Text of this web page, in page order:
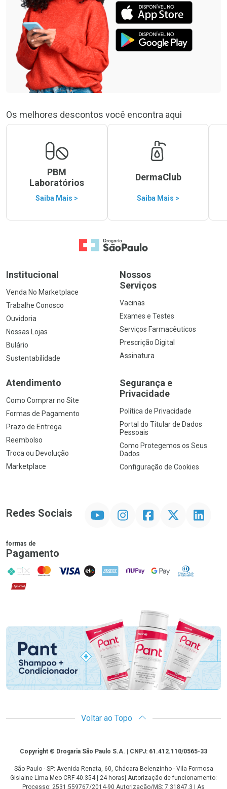
Os melhores descontos você encontra aqui
PBM
Laboratórios
Saiba Mais >
DermaClub
Saiba Mais >
Ir para a Home
Institucional
Venda No Marketplace
Trabalhe Conosco
Ouvidoria
Nossas Lojas
Bulário
Sustentabilidade
Nossos
Serviços
Vacinas
Exames e Testes
Serviços Farmacêuticos
Prescrição Digital
Assinatura
Atendimento
Como Comprar no Site
Formas de Pagamento
Prazo de Entrega
Reembolso
Troca ou Devolução
Marketplace
Segurança e
Privacidade
Política de Privacidade
Portal do Titular de Dados
Pessoais
Como Protegemos os Seus
Dados
Configuração de Cookies
Redes Sociais InstagramFacebookTwitter Linkedin
formas de
Pagamento
PIX MasterCard
VISA ELO AMEX NuPay Google PayDiners Club
Hipercard
Voltar ao Topo
CopyrightCopyright © Drogaria São Paulo S.A. | CNPJ: 61.412.110/0565-33
São Paulo - SP: Avenida Renata, 60, Chácara Belenzinho - Vila Formosa
Gislaine Lima Meo CRF 40.354 | 24 horas| Autorização de funcionamento:
Processo: 2531.559767/2014-90 Autorização/MS: 7.31847.3 | As